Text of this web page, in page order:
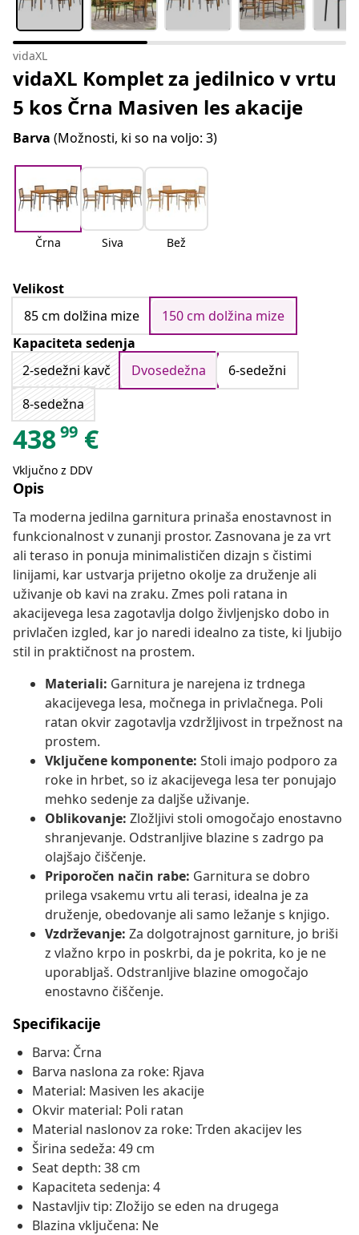
vidaXL
vidaXL Komplet za jedilnico v vrtu
5 kos Črna Masiven les akacije
Barva (Možnosti, ki so na voljo: 3)
Črna Siva Bež
Velikost
85 cm dolžina mize
150 cm dolžina mize
Kapaciteta sedenja
2-sedežni kavč
Dvosedežna
6-sedežni
8-sedežna
43899 €
Vključno z DDV
Opis
Ta moderna jedilna garnitura prinaša enostavnost in
funkcionalnost v zunanji prostor. Zasnovana je za vrt
ali teraso in ponuja minimalističen dizajn s čistimi
linijami, kar ustvarja prijetno okolje za druženje ali
uživanje ob kavi na zraku. Zmes poli ratana in
akacijevega lesa zagotavlja dolgo življenjsko dobo in
privlačen izgled, kar jo naredi idealno za tiste, ki ljubijo
stil in praktičnost na prostem.
Materiali: Garnitura je narejena iz trdnega
akacijevega lesa, močnega in privlačnega. Poli
ratan okvir zagotavlja vzdržljivost in trpežnost na
prostem.
Vključene komponente: Stoli imajo podporo za
roke in hrbet, so iz akacijevega lesa ter ponujajo
mehko sedenje za daljše uživanje.
Oblikovanje: Zložljivi stoli omogočajo enostavno
shranjevanje. Odstranljive blazine s zadrgo pa
olajšajo čiščenje.
Priporočen način rabe: Garnitura se dobro
prilega vsakemu vrtu ali terasi, idealna je za
druženje, obedovanje ali samo ležanje s knjigo.
Vzdrževanje: Za dolgotrajnost garniture, jo briši
z vlažno krpo in poskrbi, da je pokrita, ko je ne
uporabljaš. Odstranljive blazine omogočajo
enostavno čiščenje.
Specifikacije
Barva: Črna
Barva naslona za roke: Rjava
Material: Masiven les akacije
Okvir material: Poli ratan
Material naslonov za roke: Trden akacijev les
Širina sedeža: 49 cm
Seat depth: 38 cm
Kapaciteta sedenja: 4
Nastavljiv tip: Zložijo se eden na drugega
Blazina vključena: Ne